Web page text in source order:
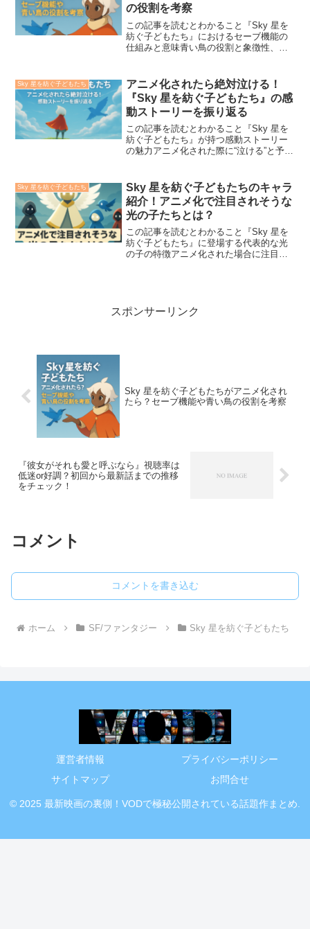
の役割を考察
この記事を読むとわかること『Sky 星を
紡ぐ子どもたち』におけるセーブ機能の
仕組みと意味青い鳥の役割と象徴性、ゲ
期待する“記憶と希望”のシーン演出ベスト
3ファンの間では...
Sky 星を紡ぐ子どもたち
アニメ化されたら絶対泣ける！
『Sky 星を紡ぐ子どもたち』の感
動ストーリーを振り返る
この記事を読むとわかること『Sky 星を
紡ぐ子どもたち』が持つ感動ストーリー
の魅力アニメ化された際に“泣ける”と予想
表現が持つ力とアニメとの相性インディ
ーゲーム『Sky...
Sky 星を紡ぐ子どもたち
Sky 星を紡ぐ子どもたちのキャラ
紹介！アニメ化で注目されそうな
光の子たちとは？
この記事を読むとわかること『Sky 星を
紡ぐ子どもたち』に登場する代表的な光
の子の特徴アニメ化された場合に注目さ
スポンサーリンク
Sky 星を紡ぐ子どもたちがアニメ化され
たら？セーブ機能や青い鳥の役割を考察
『彼女がそれも愛と呼ぶなら』視聴率は
低迷or好調？初回から最新話までの推移
をチェック！
コメント
コメントを書き込む
ホーム SF/ファンタジー Sky 星を紡ぐ子どもたち
運営者情報
プライバシーポリシー
サイトマップ
お問合せ
© 2025 最新映画の裏側！VODで極秘公開されている話題作まとめ.